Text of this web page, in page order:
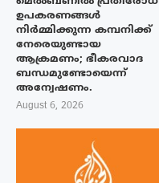
ഉപകരണങ്ങൾ
നിർമ്മിക്കുന്ന കമ്പനിക്ക്
നേരെയുണ്ടായ
ആക്രമണം; ഭീകരവാദ
ബന്ധമുണ്ടോയെന്ന്
അന്വേഷണം.
August 6, 2026